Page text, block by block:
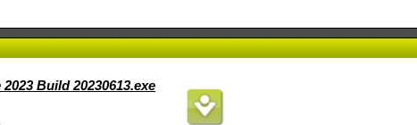
Build 20230613.exe